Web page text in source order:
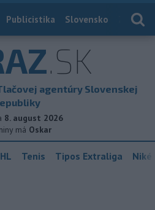
Publicistika Slovensko
.SK
agentúry Slovenskej
8. august 2026
má Oskar
Tenis Tipos Extraliga